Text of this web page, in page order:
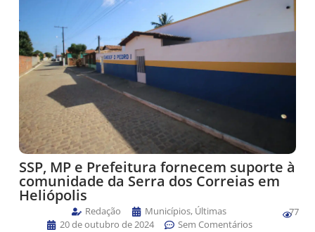
SSP, MP e Prefeitura fornecem suporte à
comunidade da Serra dos Correias em
Heliópolis
Redação Municípios, Últimas
20 de outubro de 2024
Sem Comentários
77